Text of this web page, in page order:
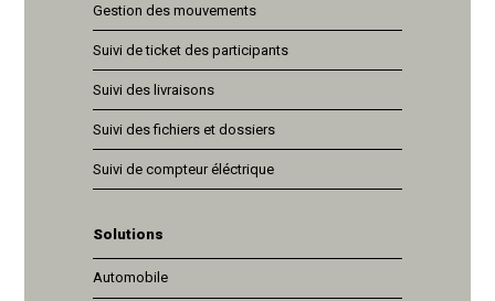
Gestion des mouvements
Suivi de ticket des participants
Suivi des livraisons
Suivi des fichiers et dossiers
Suivi de compteur éléctrique
Solutions
Automobile